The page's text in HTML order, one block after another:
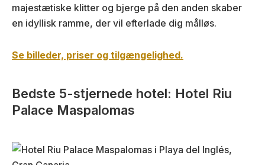
majestætiske klitter og bjerge på den anden skaber
en idyllisk ramme, der vil efterlade dig målløs.
Se billeder, priser og tilgængelighed.
Bedste 5-stjernede hotel: Hotel Riu
Palace Maspalomas